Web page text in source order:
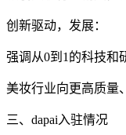
创新驱动，发展：
强调从0到1的科技和
美妆行业向更高质量
三、dapai入驻情况